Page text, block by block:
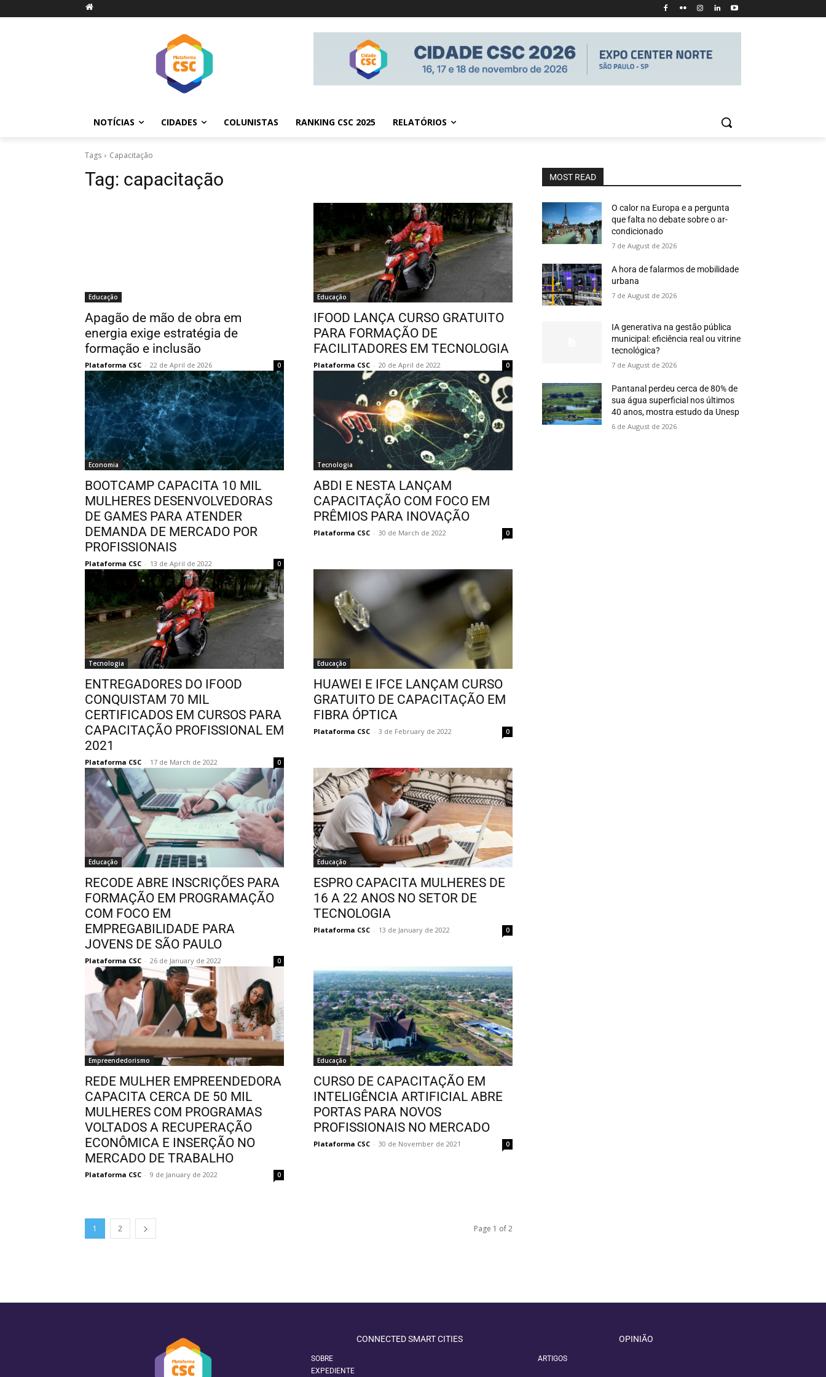
NOTÍCIAS CIDADES COLUNISTAS RANKING CSC 2025 RELATÓRIOS
Tags Capacitação
Tag: capacitação
Educação
Apagão de mão de obra em
energia exige estratégia de
formação e inclusão
Plataforma CSC - 22 de April de 2026 0
Educação
IFOOD LANÇA CURSO GRATUITO
PARA FORMAÇÃO DE
FACILITADORES EM TECNOLOGIA
Plataforma CSC - 20 de April de 2022 0
Economia
BOOTCAMP CAPACITA 10 MIL
MULHERES DESENVOLVEDORAS
DE GAMES PARA ATENDER
DEMANDA DE MERCADO POR
PROFISSIONAIS
Plataforma CSC - 13 de April de 2022 0
Tecnologia
ABDI E NESTA LANÇAM
CAPACITAÇÃO COM FOCO EM
PRÊMIOS PARA INOVAÇÃO
Plataforma CSC - 30 de March de 2022 0
Tecnologia
ENTREGADORES DO IFOOD
CONQUISTAM 70 MIL
CERTIFICADOS EM CURSOS PARA
CAPACITAÇÃO PROFISSIONAL EM
2021
Plataforma CSC - 17 de March de 2022 0
Educação
HUAWEI E IFCE LANÇAM CURSO
GRATUITO DE CAPACITAÇÃO EM
FIBRA ÓPTICA
Plataforma CSC - 3 de February de 2022 0
Educação
RECODE ABRE INSCRIÇÕES PARA
FORMAÇÃO EM PROGRAMAÇÃO
COM FOCO EM
EMPREGABILIDADE PARA
JOVENS DE SÃO PAULO
Plataforma CSC - 26 de January de 2022 0
Educação
ESPRO CAPACITA MULHERES DE
16 A 22 ANOS NO SETOR DE
TECNOLOGIA
Plataforma CSC - 13 de January de 2022 0
Empreendedorismo
REDE MULHER EMPREENDEDORA
CAPACITA CERCA DE 50 MIL
MULHERES COM PROGRAMAS
VOLTADOS A RECUPERAÇÃO
ECONÔMICA E INSERÇÃO NO
MERCADO DE TRABALHO
Plataforma CSC - 9 de January de 2022 0
Educação
CURSO DE CAPACITAÇÃO EM
INTELIGÊNCIA ARTIFICIAL ABRE
PORTAS PARA NOVOS
PROFISSIONAIS NO MERCADO
Plataforma CSC - 30 de November de 2021 0
1 2 Page 1 of 2
MOST READ
O calor na Europa e a pergunta
que falta no debate sobre o ar-
condicionado
7 de August de 2026
A hora de falarmos de mobilidade
urbana
7 de August de 2026
IA generativa na gestão pública
municipal: eficiência real ou vitrine
tecnológica?
7 de August de 2026
Pantanal perdeu cerca de 80% de
sua água superficial nos últimos
40 anos, mostra estudo da Unesp
6 de August de 2026
CONNECTED SMART CITIES
SOBRE
EXPEDIENTE
OPINIÃO
ARTIGOS